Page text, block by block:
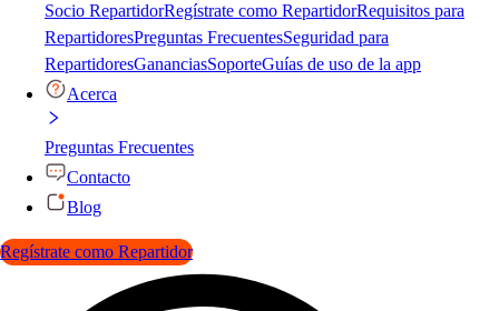
Socio RepartidorRegístrate como RepartidorRequisitos para
RepartidoresPreguntas FrecuentesSeguridad para
RepartidoresGananciasSoporteGuías de uso de la app
Acerca
Preguntas Frecuentes
Contacto
Blog
Regístrate como Repartidor